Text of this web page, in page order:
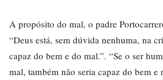
A propósito do mal, o padre
“Deus está, sem dúvida nenhuma, na
capaz do bem e do mal.”. “Se o ser
mal, também não seria capaz do bem e